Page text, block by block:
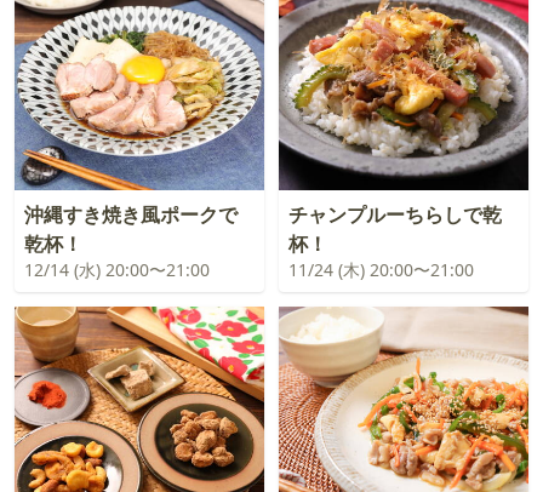
沖縄すき焼き風ポークで
乾杯！
12/14 (水) 20:00〜21:00
チャンプルーちらしで乾
杯！
11/24 (木) 20:00〜21:00